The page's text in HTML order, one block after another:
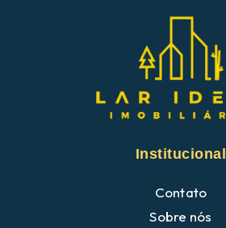
Institucional
Contato
Sobre nós